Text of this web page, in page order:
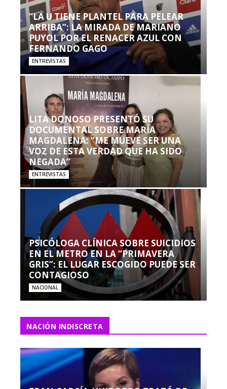
“LA U TIENE PLANTEL PARA PELEAR
ARRIBA”: LA MIRADA DE MARIANO
PUYOL POR EL RENACER AZUL CON
FERNANDO GAGO
ENTREVISTAS
LITA DONOSO PRESENTÓ SU
DOCUMENTAL SOBRE MARÍA
MAGDALENA: “ME MUEVE SER UNA
VOZ DE ESTA VERDAD QUE HA SIDO
NEGADA”
ENTREVISTAS
PSICÓLOGA CLÍNICA SOBRE SUICIDIOS
EN EL METRO EN LA “PRIMAVERA
GRIS”: EL LUGAR ESCOGIDO PUEDE SER
CONTAGIOSO
NACIONAL
NACIÓN INDISCRETA